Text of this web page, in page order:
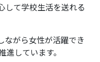
して学校生活を送れる
ながら女性が活躍でき
しています。